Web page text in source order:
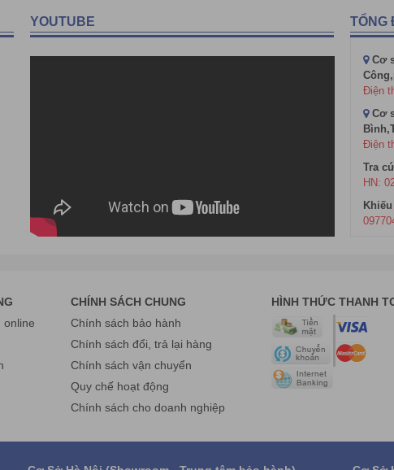
Hỗ trợ chữa trị đau xương, cơ, khớp, giảm các triệu chứng bầm, thâm tím
với các tác động xoa bóp, day, miết của phần con quay theo dọc
thể được sử dụng để làm giảm mỡ phần bụng giúp đốt cháy phần mỡ
YOUTUBE TỔNG
Cơ
Điện
Cơ
Điện
Tra
HN:
online
CHÍNH SÁCH CHUNG
Chính sách bảo hành
Chính sách đổi, trả lại hàng
Chính sách vận chuyển
Quy chế hoạt động
Chính sách cho doanh nghiệp
HÌNH THỨC THANH